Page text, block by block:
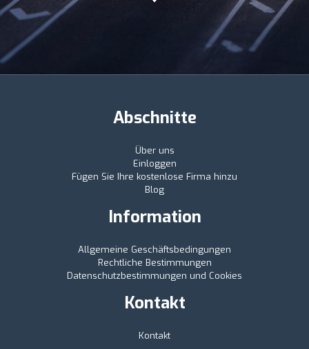
Abschnitte
Über uns
Einloggen
Fügen Sie Ihre kostenlose Firma hinzu
Blog
Information
Allgemeine Geschäftsbedingungen
Rechtliche Bestimmungen
Datenschutzbestimmungen und Cookies
Kontakt
Kontakt